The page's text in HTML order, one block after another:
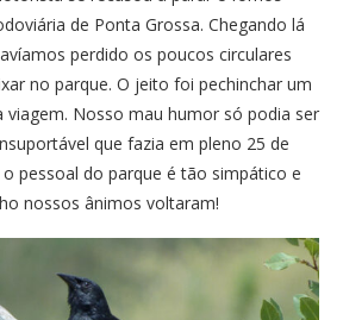
de Ponta Grossa. Chegando lá
perdido os poucos circulares
no parque. O jeito foi pechinchar um
viagem. Nosso mau humor só podia ser
que fazia em pleno 25 de
pessoal do parque é tão simpático e
nossos ânimos voltaram!